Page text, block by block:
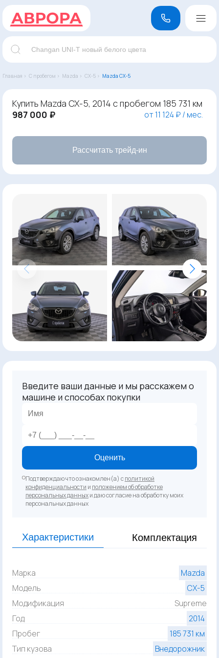
Главная › С пробегом › Mazda › CX-5 › Mazda CX-5
Купить Mazda CX-5, 2014 с пробегом 185 731 км
987 000 ₽
от 11 124 ₽ / мес.
Рассчитать трейд-ин
Введите ваши данные и мы расскажем о
машине и способах покупки
Оценить
Подтверждаю что ознакомлен(а) сполитикой
конфиденциальности и положением об обработке
персональных данныхи даю согласие на обработку моих
персональных данных
Характеристики Комплектация
Марка
Mazda
Модель
CX-5
Модификация
Supreme
Год
2014
Пробег
185 731 км
Тип кузова
Внедорожник